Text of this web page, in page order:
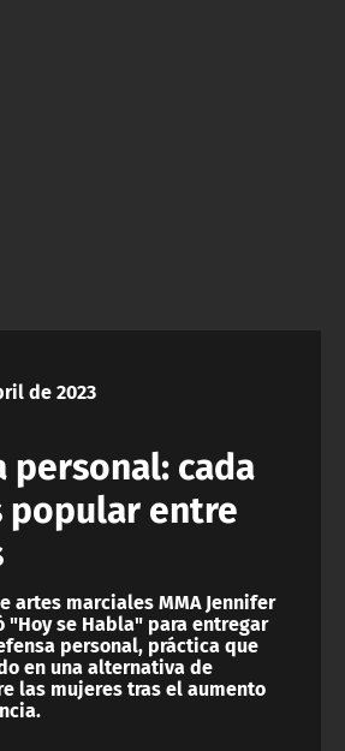
de 2023
personal: cada
popular entre
artes marciales MMA Jennifer
"Hoy se Habla" para entregar
personal, práctica que
en una alternativa de
las mujeres tras el aumento